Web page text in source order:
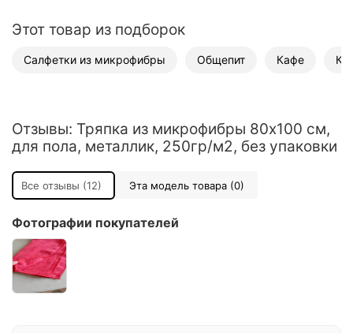
Этот товар из подборок
Салфетки из микрофибры Общепит Кафе
Отзывы: Тряпка из микрофибры 80x100 см,
для пола, металлик, 250гр/м2, без упаковки
Все отзывы (12) Эта модель товара (0)
Фотографии покупателей